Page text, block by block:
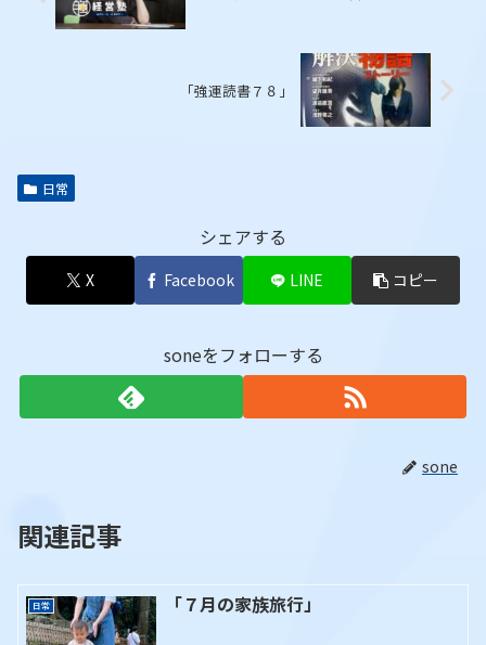
「強運読書７８」
日常
シェアする
X Facebook LINE コピー
soneをフォローする
sone
関連記事
日常 「７月の家族旅行」